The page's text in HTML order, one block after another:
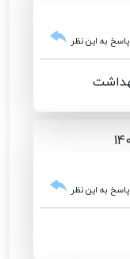
پاسخ به این نظر
پاسخ به این نظر